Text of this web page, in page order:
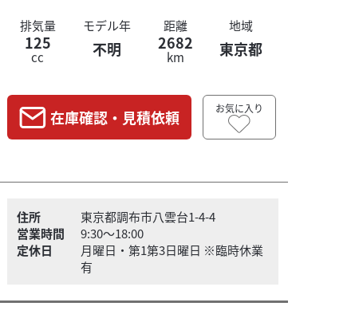
排気量
125
cc
モデル年
不明
距離
2682
km
地域
東京都
在庫確認・見積依頼 お気に入り
住所
東京都調布市八雲台1-4-4
営業時間
9:30～18:00
定休日
月曜日・第1第3日曜日 ※臨時休業
有